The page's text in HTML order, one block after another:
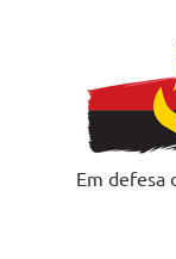
Em defesa